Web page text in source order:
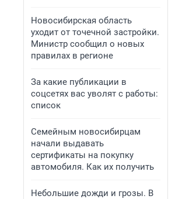
Новосибирская область
уходит от точечной застройки.
Министр сообщил о новых
правилах в регионе
За какие публикации в
соцсетях вас уволят с работы:
список
Семейным новосибирцам
начали выдавать
сертификаты на покупку
автомобиля. Как их получить
Небольшие дожди и грозы. В